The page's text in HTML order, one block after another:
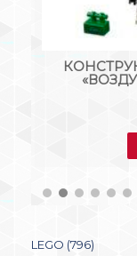
LEGO (796)